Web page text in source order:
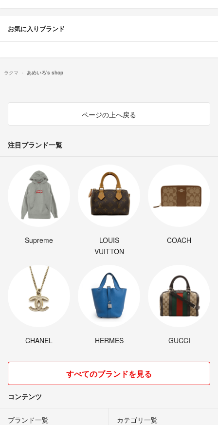
お気に入りブランド
ラクマ あめいろ's shop
ページの上へ戻る
注目ブランド一覧
Supreme
LOUIS
VUITTON
COACH
CHANEL HERMES GUCCI
すべてのブランドを見る
コンテンツ
ブランド一覧 カテゴリ一覧